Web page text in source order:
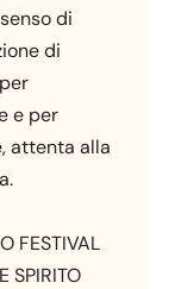
di
di
e per
attenta alla
FESTIVAL
SPIRITO